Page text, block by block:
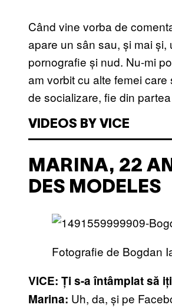
Când vine vorba de
apare un sân sau, și mai
pornografie și nud. Nu-mi
am vorbit cu alte femei
de socializare, fie din
VIDEOS BY VICE
MARINA, 22
DES MODELES
Fotografie de Bogdan
VICE: Ți s-a întâmplat să
Marina: Uh, da, și pe